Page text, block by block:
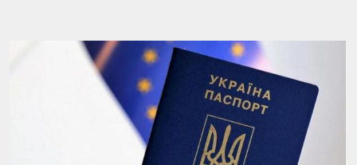
что
будет
с
соцвыплатами
украинских
переселенцев